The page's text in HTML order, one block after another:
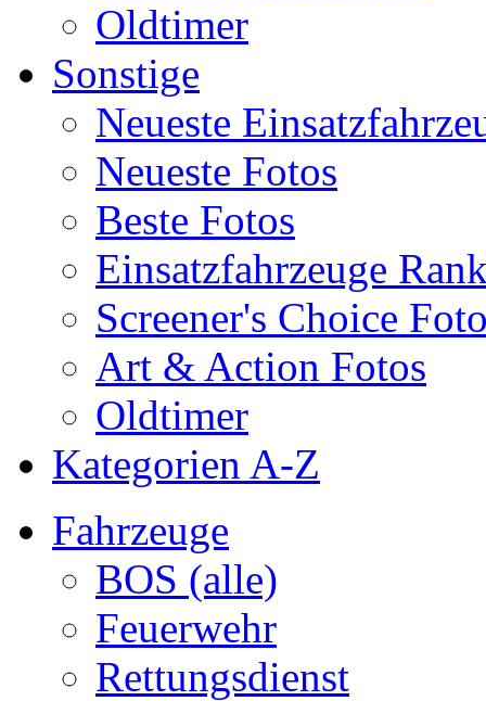
Oldtimer
Sonstige
Neueste
Neueste Fotos
Beste Fotos
Einsatzfahrzeuge
Screener's Choice
Art & Action Fotos
Oldtimer
Kategorien A-Z
Fahrzeuge
BOS (alle)
Feuerwehr
Rettungsdienst